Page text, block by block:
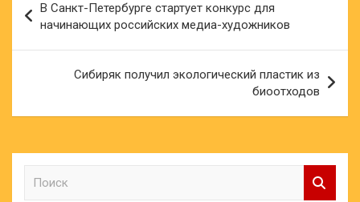
по
записям
В Санкт-Петербурге стартует конкурс для
начинающих российских медиа-художников
Сибиряк получил экологический пластик из
биоотходов